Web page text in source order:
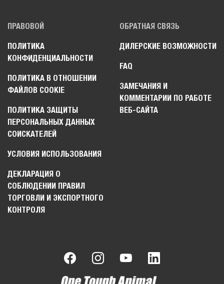
ПРАВОВОЙ
ПОЛИТИКА
КОНФИДЕНЦИАЛЬНОСТИ
ПОЛИТИКА В ОТНОШЕНИИ
ФАЙЛОВ COOKIE
ПОЛИТИКА ЗАЩИТЫ
ПЕРСОНАЛЬНЫХ ДАННЫХ
СОИСКАТЕЛЕЙ
УСЛОВИЯ ИСПОЛЬЗОВАНИЯ
ДЕКЛАРАЦИЯ О
СОБЛЮДЕНИИ ПРАВИЛ
ТОРГОВЛИ И ЭКСПОРТНОГО
КОНТРОЛЯ
ОБРАТНАЯ СВЯЗЬ
ДИЛЕРСКИЕ ВОЗМОЖНОСТИ
FAQ
ЗАМЕЧАНИЯ И
КОММЕНТАРИИ ПО РАБОТЕ
ВЕБ-САЙТА